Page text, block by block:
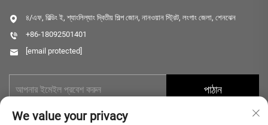
৪/এফ, বিল্ডিং ই, শ্যাংলিল্যাং দ্বিতীয় শিল্প জোন, নানওয়ান স্ট্রিট, লংগাং জেলা, শেনঝেন
+86-18092501401
[email protected]
পাঠান
We value your privacy